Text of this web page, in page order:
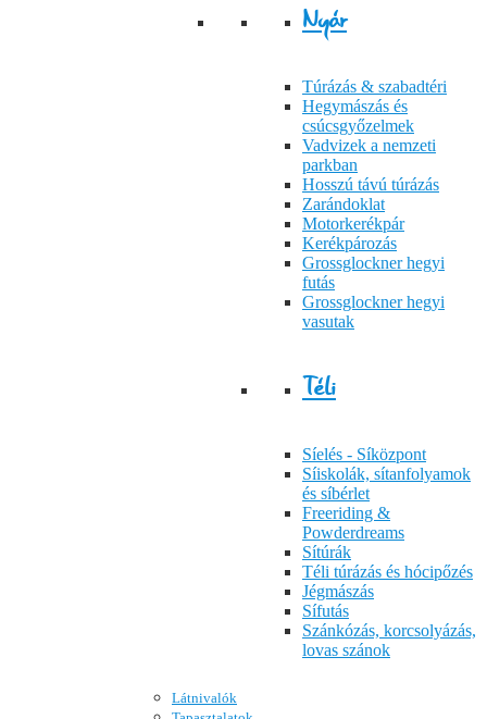
Nyár
Túrázás & szabadtéri
Hegymászás és
csúcsgyőzelmek
Vadvizek a nemzeti
parkban
Hosszú távú túrázás
Zarándoklat
Motorkerékpár
Kerékpározás
Grossglockner hegyi
futás
Grossglockner hegyi
vasutak
Téli
Síelés - Síközpont
Síiskolák, sítanfolyamok
és síbérlet
Freeriding &
Powderdreams
Sítúrák
Téli túrázás és hócipőzés
Jégmászás
Sífutás
Szánkózás, korcsolyázás,
lovas szánok
Látnivalók